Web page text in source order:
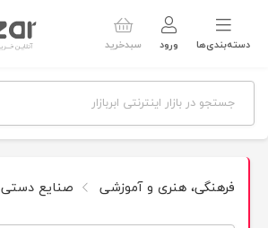
دسته‌بندی‌ها ورود سبدخرید
فرهنگی، هنری و آموزشی صنایع دستی